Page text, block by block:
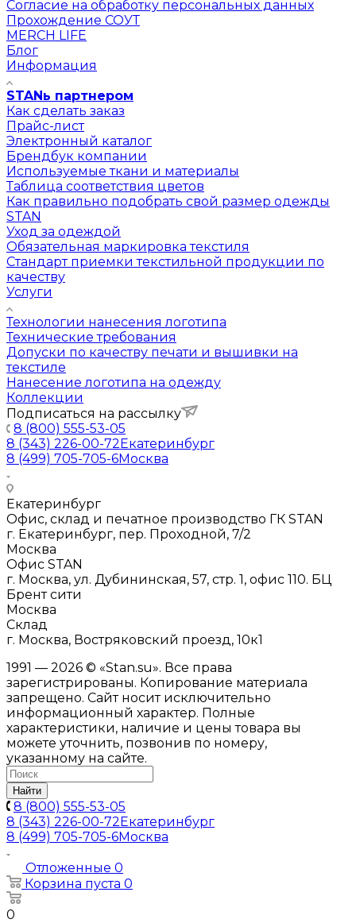
Согласие на обработку персональных данных
Прохождение СОУТ
MERCH LIFE
Блог
Информация
STANь партнером
Как сделать заказ
Прайс-лист
Электронный каталог
Брендбук компании
Используемые ткани и материалы
Таблица соответствия цветов
Как правильно подобрать свой размер одежды
STAN
Уход за одеждой
Обязательная маркировка текстиля
Стандарт приемки текстильной продукции по
качеству
Услуги
Технологии нанесения логотипа
Технические требования
Допуски по качеству печати и вышивки на
текстиле
Нанесение логотипа на одежду
Коллекции
Подписаться на рассылку
8 (800) 555-53-05
8 (343) 226-00-72Екатеринбург
8 (499) 705-705-6Москва
Екатеринбург
Офис, склад и печатное производство ГК STAN
г. Екатеринбург, пер. Проходной, 7/2
Москва
Офис STAN
г. Москва, ул. Дубининская, 57, стр. 1, офис 110. БЦ
Брент сити
Москва
Склад
г. Москва, Востряковский проезд, 10к1
1991 — 2026 © «Stan.su». Все права
зарегистрированы. Копирование материала
запрещено. Сайт носит исключительно
информационный характер. Полные
характеристики, наличие и цены товара вы
можете уточнить, позвонив по номеру,
указанному на сайте.
Найти
8 (800) 555-53-05
8 (343) 226-00-72Екатеринбург
8 (499) 705-705-6Москва
Отложенные 0
Корзина пуста 0
0